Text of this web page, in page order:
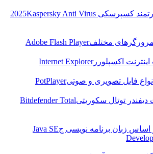
کسپرسکی 2025 Kaspersky Anti Virus
مختلفAdobe Flash Player
اکسپلوررInternet Explorer
فایل تصویری و صوتیPotPlayer
دیفندر توتال سکوریتیBitdefender Total
اساس زبان برنامه نویسی جJava SE